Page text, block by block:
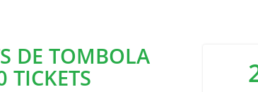
DE TOMBOLA
TICKETS